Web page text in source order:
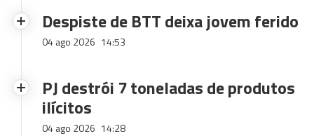
Despiste de BTT deixa jovem ferido
04 ago 2026 14:53
PJ destrói 7 toneladas de produtos
ilícitos
04 ago 2026 14:28